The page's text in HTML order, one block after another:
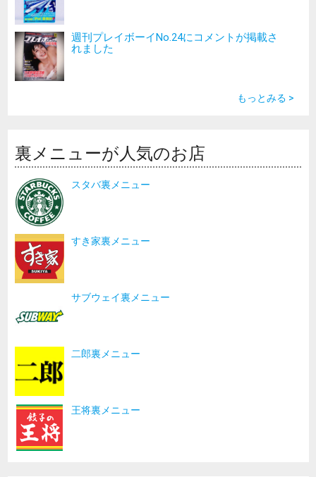
週刊プレイボーイNo.24にコメントが掲載さ
れました
もっとみる >
裏メニューが人気のお店
スタバ裏メニュー
すき家裏メニュー
サブウェイ裏メニュー
二郎裏メニュー
王将裏メニュー